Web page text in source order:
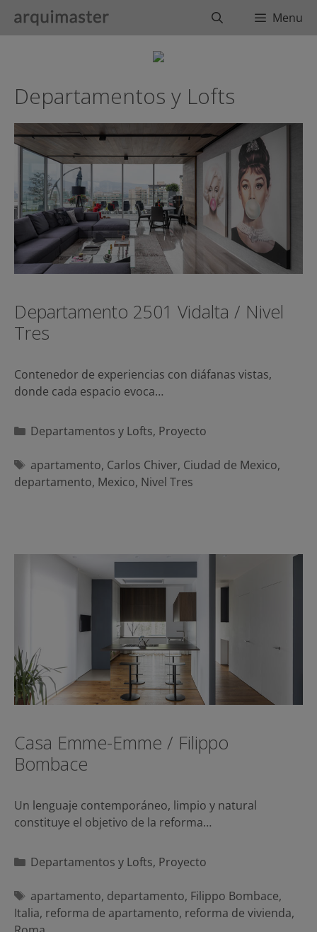
BuscarMenu
Departamentos y Lofts
Departamento 2501 Vidalta / Nivel
Tres
Contenedor de experiencias con diáfanas vistas,
donde cada espacio evoca…
Categorías
Departamentos y Lofts, Proyecto
Etiquetas
apartamento, Carlos Chiver, Ciudad de Mexico,
departamento, Mexico, Nivel Tres
Casa Emme-Emme / Filippo
Bombace
Un lenguaje contemporáneo, limpio y natural
constituye el objetivo de la reforma…
Categorías
Departamentos y Lofts, Proyecto
Etiquetas
apartamento, departamento, Filippo Bombace,
Italia, reforma de apartamento, reforma de vivienda,